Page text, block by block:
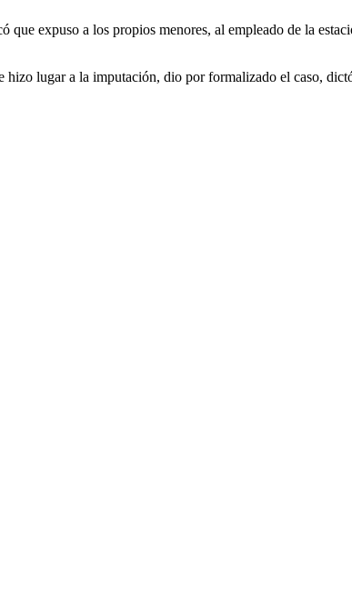
expuso a los propios menores, al empleado de la
lugar a la imputación, dio por formalizado el caso,